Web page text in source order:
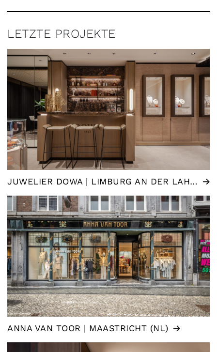
LETZTE PROJEKTE
JUWELIER DOWA | LIMBURG AN DER LAHN (DE)
ANNA VAN TOOR | MAASTRICHT (NL)